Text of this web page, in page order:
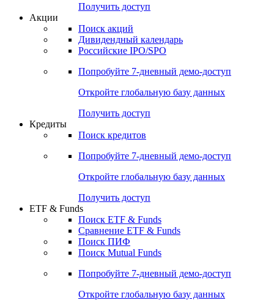
Получить доступ
Акции
Поиск акций
Дивидендный календарь
Российские IPO/SPO
Попробуйте 7-дневный демо-доступ
Откройте глобальную базу данных
Получить доступ
Кредиты
Поиск кредитов
Попробуйте 7-дневный демо-доступ
Откройте глобальную базу данных
Получить доступ
ETF & Funds
Поиск ETF & Funds
Сравнение ETF & Funds
Поиск ПИФ
Поиск Mutual Funds
Попробуйте 7-дневный демо-доступ
Откройте глобальную базу данных